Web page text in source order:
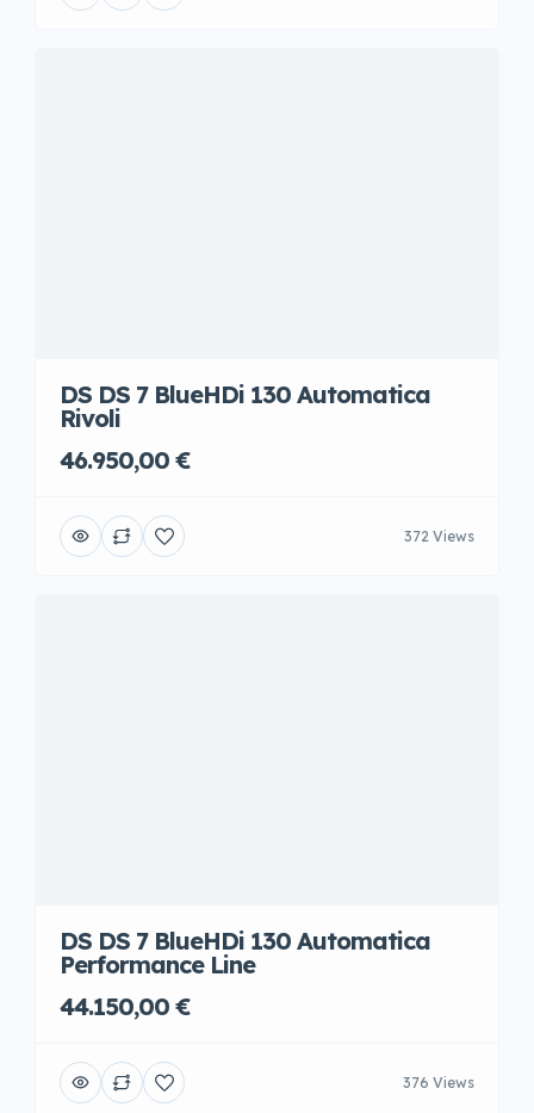
DS DS 7 BlueHDi 130 Automatica
Rivoli
46.950,00 €
372 Views
DS DS 7 BlueHDi 130 Automatica
Performance Line
44.150,00 €
376 Views